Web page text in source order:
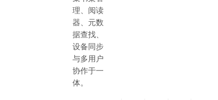
理、阅读
器、元数
据查找、
设备同步
与多用户
协作于一
体。